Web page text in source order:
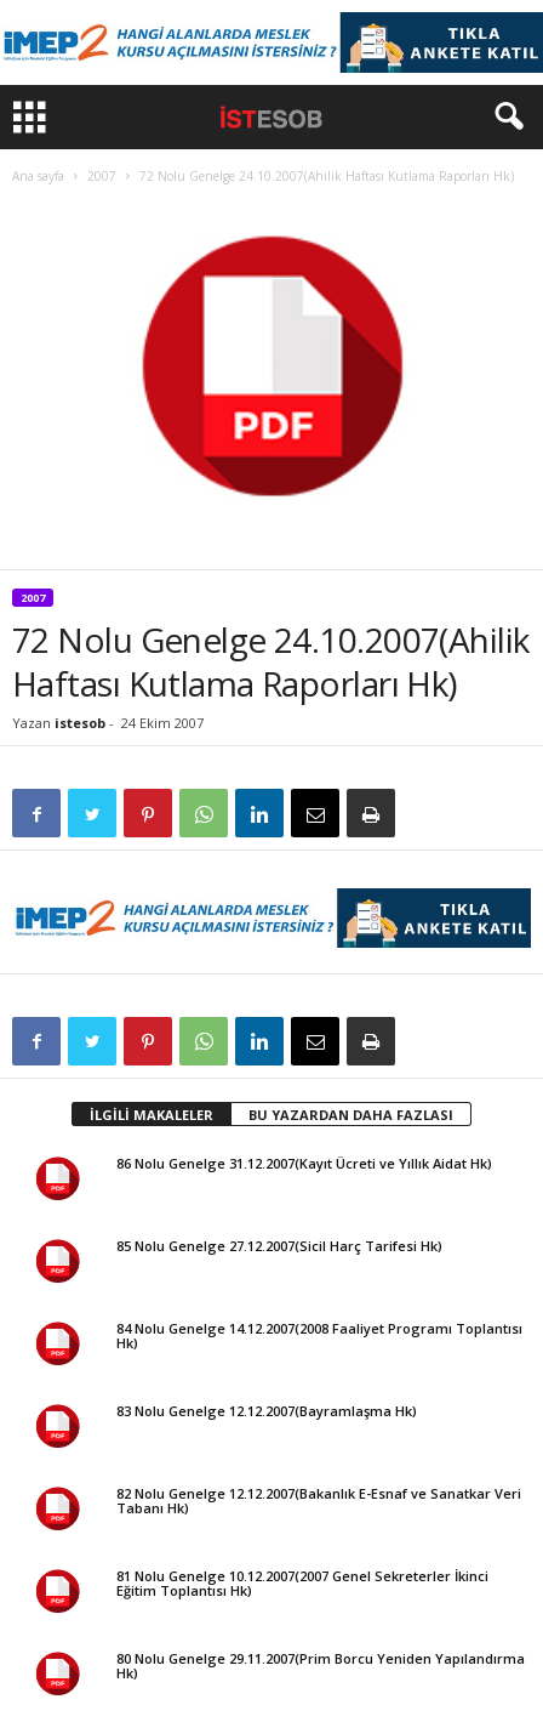
Ana sayfa 2007 72 Nolu Genelge 24.10.2007(Ahilik Haftası Kutlama Raporları Hk)
2007
72 Nolu Genelge 24.10.2007(Ahilik
Haftası Kutlama Raporları Hk)
Yazan istesob - 24 Ekim 2007
İLGİLİ MAKALELER BU YAZARDAN DAHA FAZLASI
86 Nolu Genelge 31.12.2007(Kayıt Ücreti ve Yıllık Aidat Hk)
85 Nolu Genelge 27.12.2007(Sicil Harç Tarifesi Hk)
84 Nolu Genelge 14.12.2007(2008 Faaliyet Programı Toplantısı
Hk)
83 Nolu Genelge 12.12.2007(Bayramlaşma Hk)
82 Nolu Genelge 12.12.2007(Bakanlık E-Esnaf ve Sanatkar Veri
Tabanı Hk)
81 Nolu Genelge 10.12.2007(2007 Genel Sekreterler İkinci
Eğitim Toplantısı Hk)
80 Nolu Genelge 29.11.2007(Prim Borcu Yeniden Yapılandırma
Hk)